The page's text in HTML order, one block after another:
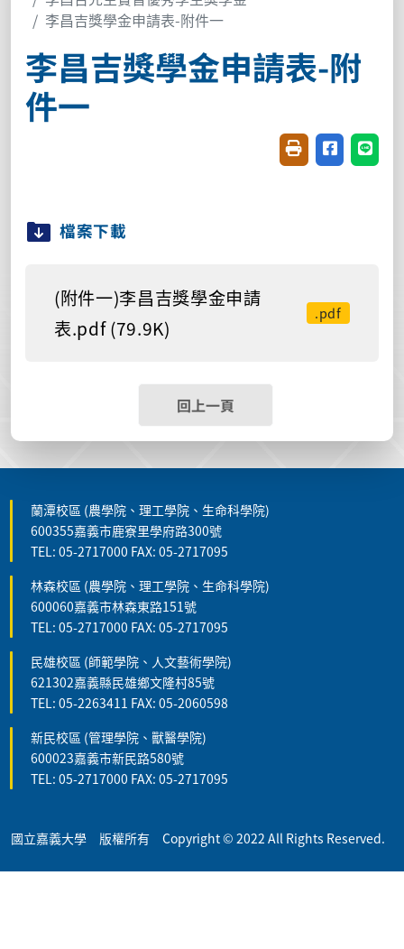
李昌吉獎學金申請表-附件一
李昌吉獎學金申請表-附
件一
友善列印(開新視
分享至臉書
分享
檔案下載
(附件一)李昌吉獎學金申請
表.pdf (79.9K)
.pdf
回上一頁
蘭潭校區 (農學院、理工學院、生命科學院)
600355嘉義市鹿寮里學府路300號
TEL: 05-2717000 FAX: 05-2717095
林森校區 (農學院、理工學院、生命科學院)
600060嘉義市林森東路151號
TEL: 05-2717000 FAX: 05-2717095
民雄校區 (師範學院、人文藝術學院)
621302嘉義縣民雄鄉文隆村85號
TEL: 05-2263411 FAX: 05-2060598
新民校區 (管理學院、獸醫學院)
600023嘉義市新民路580號
TEL: 05-2717000 FAX: 05-2717095
國立嘉義大學 版權所有 Copyright © 2022 All Rights Reserved.